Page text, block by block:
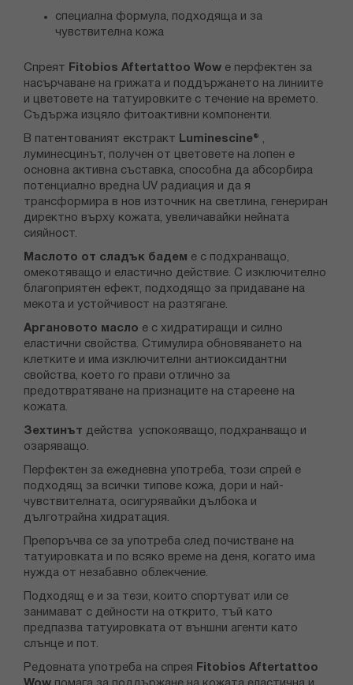
специална формула, подходяща и за
чувствителна кожа
Спреят Fitobios Aftertattoo Wow е перфектен за
насърчаване на грижата и поддържането на линиите
и цветовете на татуировките с течение на времето.
Съдържа изцяло фитоактивни компоненти.
В патентованият екстракт Luminescine® ,
луминесцинът, получен от цветовете на лопен е
основна активна съставка, способна да абсорбира
потенциално вредна UV радиация и да я
трансформира в нов източник на светлина, генериран
директно върху кожата, увеличавайки нейната
сияйност.
Маслото от сладък бадем е с подхранващо,
омекотяващо и еластично действие. С изключително
благоприятен ефект, подходящо за придаване на
мекота и устойчивост на разтягане.
Аргановото масло е с хидратиращи и силно
еластични свойства. Стимулира обновяването на
клетките и има изключителни антиоксидантни
свойства, което го прави отлично за
предотвратяване на признаците на стареене на
кожата.
Зехтинът действа успокояващо, подхранващо и
озаряващо.
Перфектен за ежедневна употреба, този спрей е
подходящ за всички типове кожа, дори и най-
чувствителната, осигурявайки дълбока и
дълготрайна хидратация.
Препоръчва се за употреба след почистване на
татуировката и по всяко време на деня, когато има
нужда от незабавно облекчение.
Подходящ е и за тези, които спортуват или се
занимават с дейности на открито, тъй като
предпазва татуировката от външни агенти като
слънце и пот.
Редовната употреба на спрея Fitobios Aftertattoo